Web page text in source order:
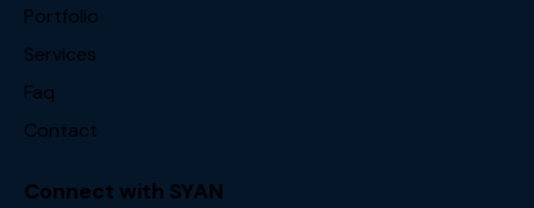
Portfolio
Services
Faq
Contact
Connect with SYAN